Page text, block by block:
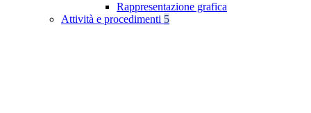
Rappresentazione grafica
Attività e procedimenti 5